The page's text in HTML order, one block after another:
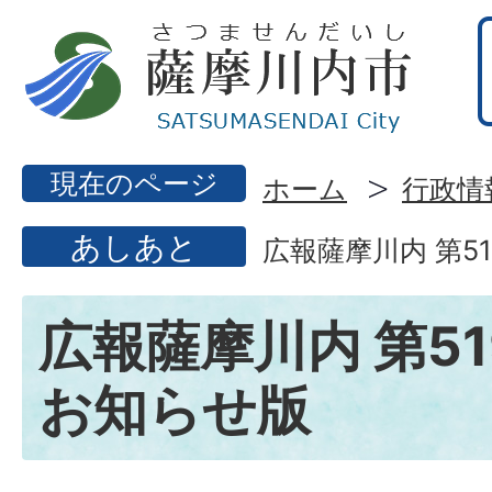
現在のページ ホーム 行政情
あしあと 広報薩摩川内 第
広報薩摩川内 第
お知らせ版